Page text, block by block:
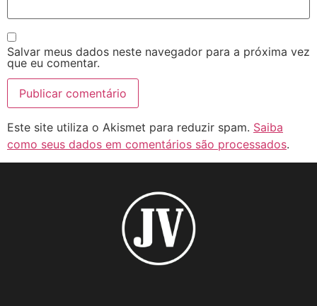
Salvar meus dados neste navegador para a próxima vez
que eu comentar.
Este site utiliza o Akismet para reduzir spam. Saiba
como seus dados em comentários são processados.